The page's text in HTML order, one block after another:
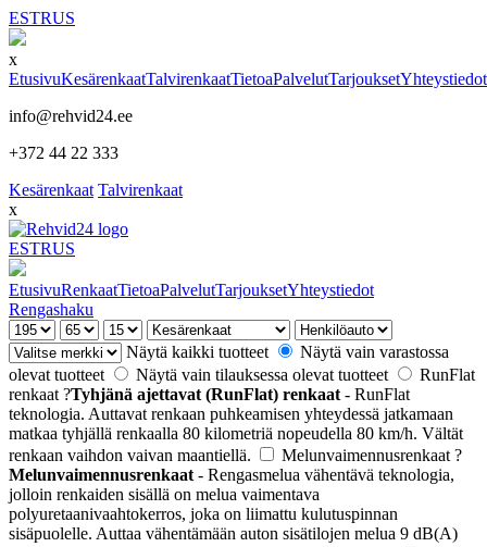
ESTRUS
x
EtusivuKesärenkaatTalvirenkaatTietoaPalvelutTarjouksetYhteystiedot
info@rehvid24.ee
+372 44 22 333
Kesärenkaat Talvirenkaat
x
ESTRUS
EtusivuRenkaatTietoaPalvelutTarjouksetYhteystiedot
Rengashaku
Näytä kaikki tuotteet
Näytä vain varastossa
olevat tuotteet
Näytä vain tilauksessa olevat tuotteet
RunFlat
renkaat ?Tyhjänä ajettavat (RunFlat) renkaat - RunFlat
teknologia. Auttavat renkaan puhkeamisen yhteydessä jatkamaan
matkaa tyhjällä renkaalla 80 kilometriä nopeudella 80 km/h. Vältät
renkaan vaihdon vaivan maantiellä.
Melunvaimennusrenkaat ?
Melunvaimennusrenkaat - Rengasmelua vähentävä teknologia,
jolloin renkaiden sisällä on melua vaimentava
polyuretaanivaahtokerros, joka on liimattu kulutuspinnan
sisäpuolelle. Auttaa vähentämään auton sisätilojen melua 9 dB(A)